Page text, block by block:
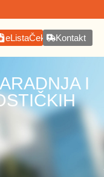
eListaČekanjaKontakt
I